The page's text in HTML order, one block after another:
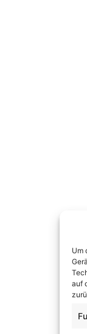
Um
auf